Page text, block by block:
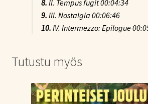
8. II. Tempus fugit 00:04:34
9. III. Nostalgia 00:06:46
10. IV. Intermezzo: Epilogue
Tutustu myös